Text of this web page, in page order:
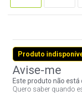
Produto
Este produto não
Quero saber quando